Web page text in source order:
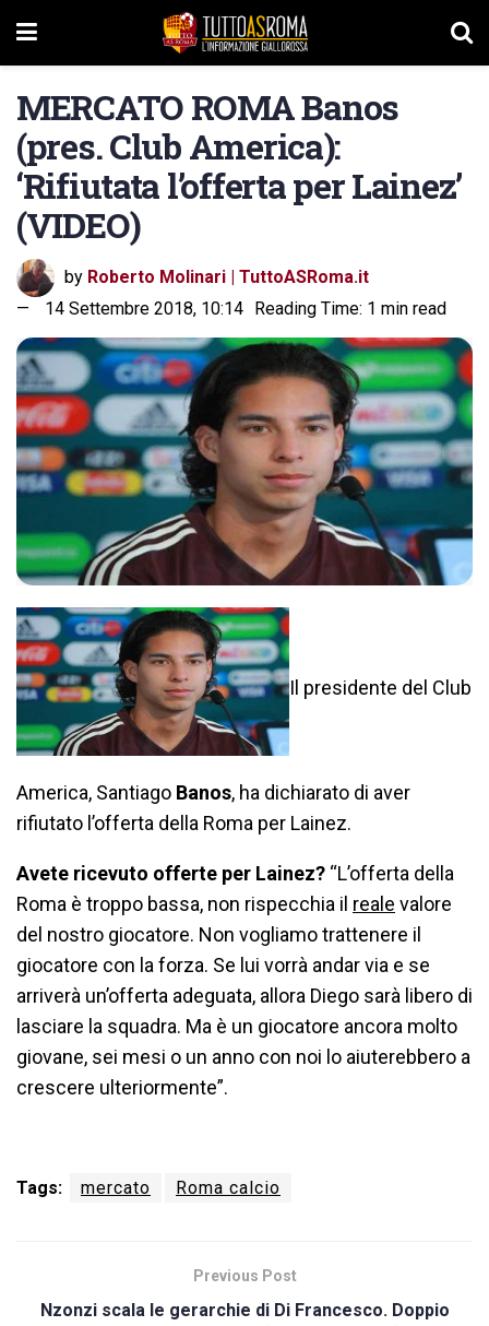
MERCATO ROMA Banos
(pres. Club America):
‘Rifiutata l’offerta per Lainez’
(VIDEO)
by Roberto Molinari | TuttoASRoma.it
14 Settembre 2018, 10:14 Reading Time: 1 min read
Il presidente del Club
America, Santiago Banos, ha dichiarato di aver
rifiutato l’offerta della Roma per Lainez.
Avete ricevuto offerte per Lainez? “L’offerta della
Roma è troppo bassa, non rispecchia il reale valore
del nostro giocatore. Non vogliamo trattenere il
giocatore con la forza. Se lui vorrà andar via e se
arriverà un’offerta adeguata, allora Diego sarà libero di
lasciare la squadra. Ma è un giocatore ancora molto
giovane, sei mesi o un anno con noi lo aiuterebbero a
crescere ulteriormente”.
Tags: mercato Roma calcio
Previous Post
Nzonzi scala le gerarchie di Di Francesco. Doppio